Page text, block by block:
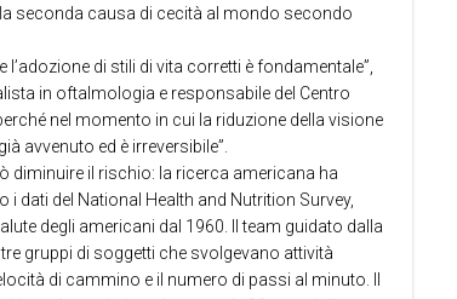
seconda causa di cecità al mondo secondo
di stili di vita corretti è fondamentale”,
in oftalmologia e responsabile del Centro
nel momento in cui la riduzione della visione
avvenuto ed è irreversibile”.
diminuire il rischio: la ricerca americana ha
i dati del National Health and Nutrition Survey,
degli americani dal 1960. Il team guidato dalla
gruppi di soggetti che svolgevano attività
di cammino e il numero di passi al minuto. Il